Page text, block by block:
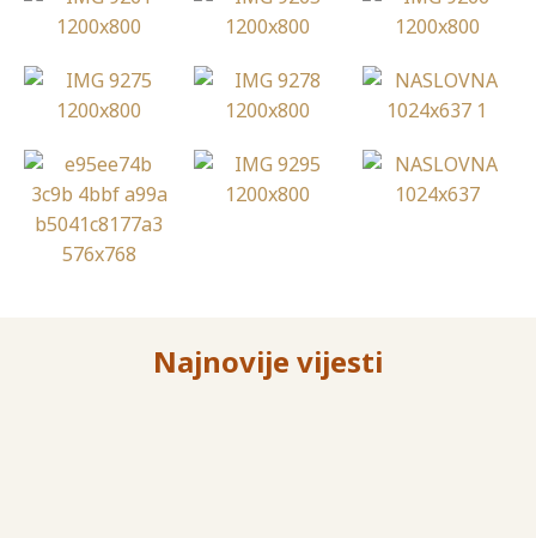
Najnovije vijesti